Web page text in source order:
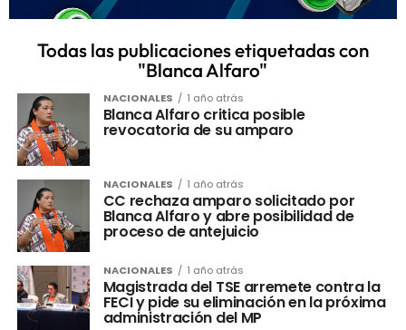
Todas las publicaciones etiquetadas con
"Blanca Alfaro"
NACIONALES 1 año atrás
Blanca Alfaro critica posible
revocatoria de su amparo
NACIONALES 1 año atrás
CC rechaza amparo solicitado por
Blanca Alfaro y abre posibilidad de
proceso de antejuicio
NACIONALES 1 año atrás
Magistrada del TSE arremete contra la
FECI y pide su eliminación en la próxima
administración del MP